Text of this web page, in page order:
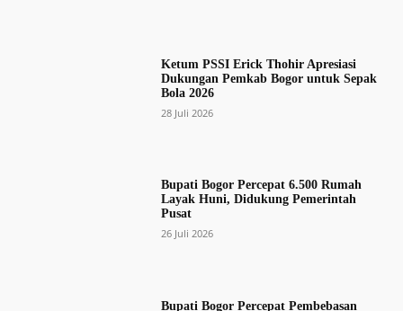
Ketum PSSI Erick Thohir Apresiasi
Dukungan Pemkab Bogor untuk Sepak
Bola 2026
28 Juli 2026
Bupati Bogor Percepat 6.500 Rumah
Layak Huni, Didukung Pemerintah
Pusat
26 Juli 2026
Bupati Bogor Percepat Pembebasan